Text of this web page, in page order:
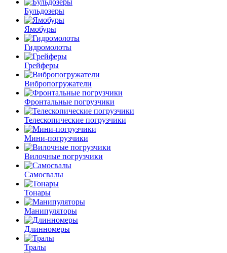
Бульдозеры
Ямобуры
Гидромолоты
Грейферы
Вибро­погружатели
Фронтальные погрузчики
Телескопические погрузчики
Мини-погрузчики
Вилочные погрузчики
Самосвалы
Тонары
Манипуляторы
Длинномеры
Тралы